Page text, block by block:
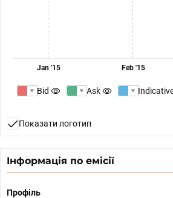
Jan '15 Feb '15
Bid Ask
Показати логотип
Інформація по емісії
Профіль